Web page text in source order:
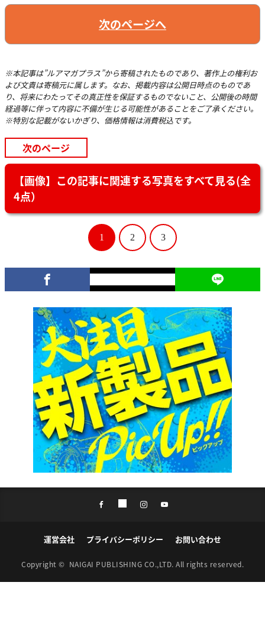
次のページへ
※本記事は”ルアマガプラス”から寄稿されたものであり、著作上の権利お
よび文責は寄稿元に属します。なお、掲載内容は公開日時点のものであ
り、将来にわたってその真正性を保証するものでないこと、公開後の時間
経過等に伴って内容に不備が生じる可能性があることをご了承ください。
※特別な記載がないかぎり、価格情報は消費税込です。
次のページ
【画像】この記事に関連する写真をすべて見る(全
4点）
1 2 3
運営会社 プライバシーポリシー お問い合わせ
Copyright © NAIGAI PUBLISHING CO.,LTD. All rights reserved.